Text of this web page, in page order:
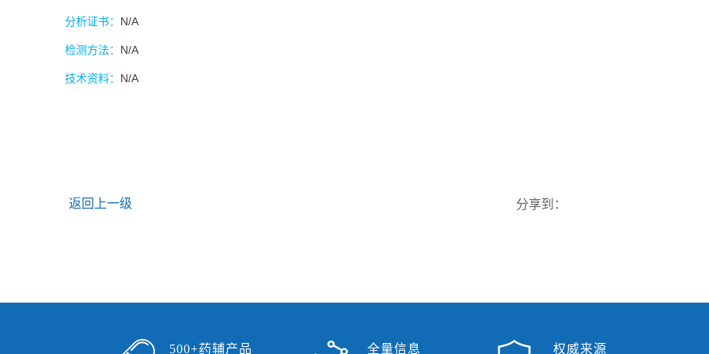
分析证书： N/A
检测方法： N/A
技术资料： N/A
分享到：
返回上一级
500+药辅产品 全量信息 权威来源